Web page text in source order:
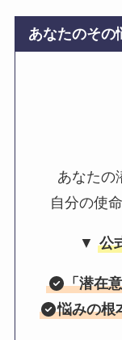
あなたのその
あなたの
自分の使
▼ 公
「潜在
悩みの根